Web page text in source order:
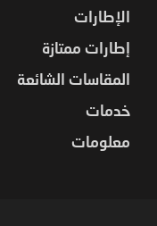
الإطارات
إطارات ممتازة
المقاسات الشائعة
خدمات
معلومات